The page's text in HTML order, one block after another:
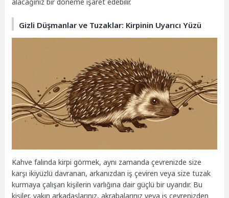
alacağınız bir döneme işaret edebilir.
Gizli Düşmanlar ve Tuzaklar: Kirpinin Uyarıcı Yüzü
Kahve falında kirpi görmek, aynı zamanda çevrenizde size
karşı ikiyüzlü davranan, arkanızdan iş çeviren veya size tuzak
kurmaya çalışan kişilerin varlığına dair güçlü bir uyarıdır. Bu
kişiler, yakın arkadaşlarınız, akrabalarınız veya iş çevrenizden